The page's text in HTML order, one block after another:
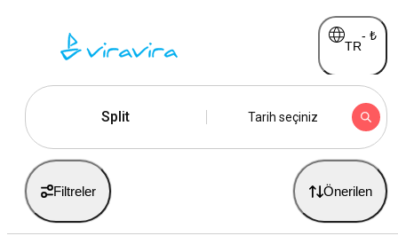
TR
- ₺
Split Tarih seçiniz
Filtreler Önerilen